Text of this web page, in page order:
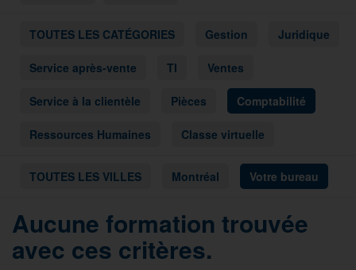
TOUTES LES CATÉGORIES Gestion Juridique
Service après-vente TI Ventes
Service à la clientèle Pièces Comptabilité
Ressources Humaines Classe virtuelle
TOUTES LES VILLES Montréal Votre bureau
Aucune formation trouvée
avec ces critères.